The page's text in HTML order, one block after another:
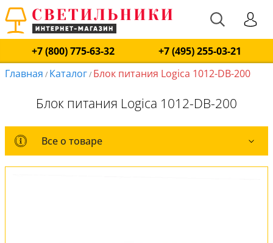
+7 (800) 775-63-32
+7 (495) 255-03-21
Главная / Каталог/ Блок питания Logica 1012-DB-200
Блок питания Logica 1012-DB-200
Все о товаре
Все о товаре